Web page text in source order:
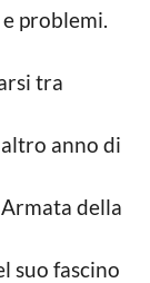
problemi.
tra
anno di
della
suo fascino